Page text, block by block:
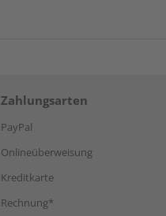
Zahlungsarten
PayPal
Onlineüberweisung
Kreditkarte
Rechnung*